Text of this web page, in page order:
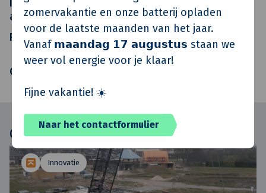
zomervakantie en onze batterij opladen
voor de laatste maanden van het jaar.
Vanaf 𝗺𝗮𝗮𝗻𝗱𝗮𝗴 𝟭𝟳 𝗮𝘂𝗴𝘂𝘀𝘁𝘂𝘀 staan we
weer vol energie voor je klaar!
Fijne vakantie! ☀️
Naar het contactformulier
Installatie-
adviseur
Verwey / Roland den Blanken
Realisatie
Van de Klok Wonen / Arjen
Graven
Oplevering
Gerelateerd
Innovatie